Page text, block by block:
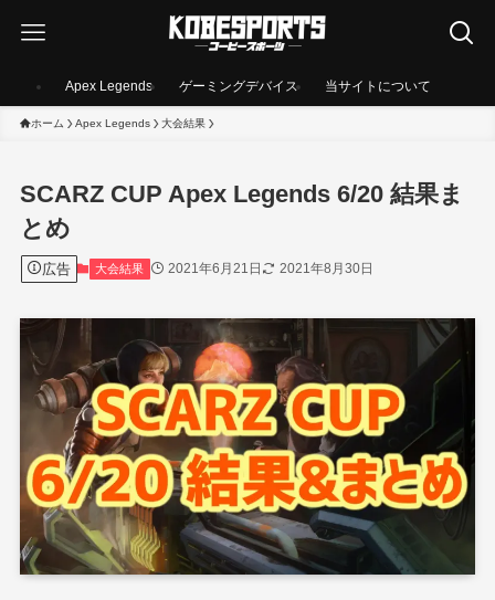
Apex Legends ゲーミングデバイス 当サイトについて
ホーム Apex Legends 大会結果
SCARZ CUP Apex Legends 6/20 結果ま
とめ
広告 大会結果 2021年6月21日 2021年8月30日